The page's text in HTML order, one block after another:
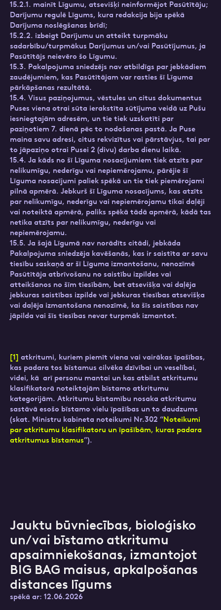
15.2.1. mainīt Līgumu, atsevišķi neinformējot Pasūtītāju;
Darījumu regulē Līgums, kura redakcija bija spēkā
Darījuma noslēgšanas brīdī;
15.2.2. izbeigt Darījumu un atteikt turpmāku
sadarbību/turpmākus Darījumus un/vai Pasūtījumus, ja
Pasūtītājs neievēro šo Līgumu.
15.3. Pakalpojuma sniedzējs nav atbildīgs par jebkādiem
zaudējumiem, kas Pasūtītājam var rasties šī Līguma
pārkāpšanas rezultātā.
15.4. Visus paziņojumus, vēstules un citus dokumentus
Puses viena otrai sūta ierakstīta sūtījuma veidā uz Pušu
iesniegtajām adresēm, un tie tiek uzskatīti par
paziņotiem 7. dienā pēc to nodošanas pastā. Ja Puse
maina savu adresi, citus rekvizītus vai pārstāvjus, tai par
to jāpaziņo otrai Pusei 2 (divu) darba dienu laikā.
15.4. Ja kāds no šī Līguma nosacījumiem tiek atzīts par
nelikumīgu, nederīgu vai nepiemērojamu, pārējie šī
Līguma nosacījumi paliek spēkā un tie tiek piemērojami
pilnā apmērā. Jebkurš šī Līguma nosacījums, kas atzīts
par nelikumīgu, nederīgu vai nepiemērojamu tikai daļēji
vai noteiktā apmērā, paliks spēkā tādā apmērā, kādā tas
netika atzīts par nelikumīgu, nederīgu vai
nepiemērojamu.
15.5. Ja šajā Līgumā nav norādīts citādi, jebkāda
Pakalpojuma sniedzēja kavēšanās, kas ir saistīta ar savu
tiesību saskaņā ar šī Līguma izmantošanu, nenozīmē
Pasūtītāja atbrīvošanu no saistību izpildes vai
atteikšanos no šīm tiesībām, bet atsevišķa vai daļēja
jebkuras saistības izpilde vai jebkuras tiesības atsevišķa
vai daļēja izmantošana nenozīmē, ka šīs saistības nav
jāpilda vai šīs tiesības nevar turpmāk izmantot.
[1] atkritumi, kuriem piemīt viena vai vairākas īpašības,
kas padara tos bīstamus cilvēka dzīvībai un veselībai,
videi, kā arī personu mantai un kas atbilst atkritumu
klasifikatorā noteiktajām bīstamo atkritumu
kategorijām. Atkritumu bīstamību nosaka atkritumu
sastāvā esošo bīstamo vielu īpašības un to daudzums
(skat. Ministru kabineta noteikumi Nr.302 “Noteikumi
par atkritumu klasifikatoru un īpašībām, kuras padara
atkritumus bīstamus”).
Jauktu būvniecības, bioloģisko
un/vai bīstamo atkritumu
apsaimniekošanas, izmantojot
BIG BAG maisus, apkalpošanas
distances līgums
spēkā ar: 12.06.2026